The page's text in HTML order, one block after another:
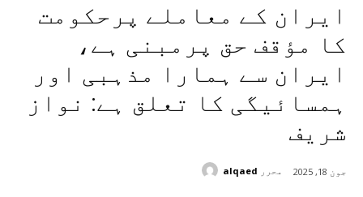
ایران کے معاملے پرحکومت
کا مؤقف حق پرمبنی ہے،
ایران سے ہمارا مذہبی اور
ہمسائیگی کا تعلق ہے: نواز
شریف
جون 18, 2025 محرر alqaed